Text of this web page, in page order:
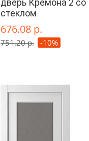
дверь Кремона 2 со
стеклом
676.08 р.
751.20 р. -10%